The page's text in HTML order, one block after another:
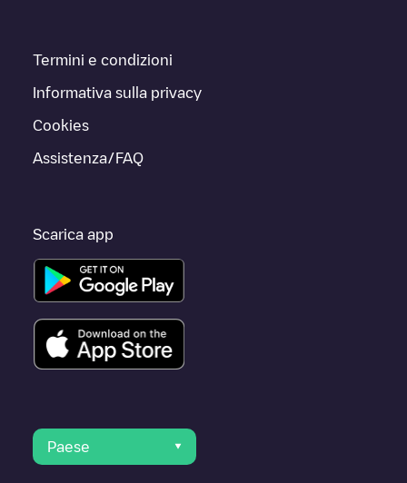
Termini e condizioni
Informativa sulla privacy
Cookies
Assistenza/FAQ
Scarica app
Paese